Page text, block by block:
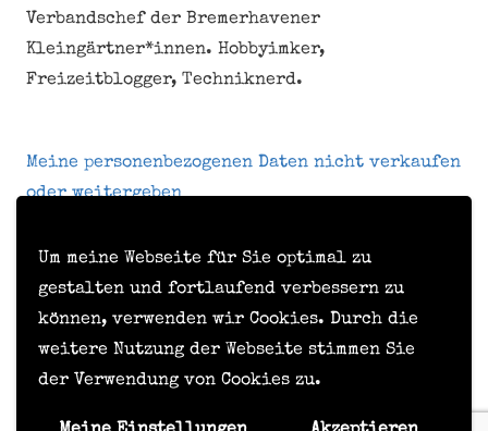
Um meine Webseite für Sie optimal zu
gestalten und fortlaufend verbessern zu
können, verwenden wir Cookies. Durch die
weitere Nutzung der Webseite stimmen Sie
der Verwendung von Cookies zu.
Verbandschef der Bremerhavener
Kleingärtner*innen. Hobbyimker,
Freizeitblogger, Techniknerd.
Meine personenbezogenen Daten nicht verkaufen
oder weitergeben
Impressum